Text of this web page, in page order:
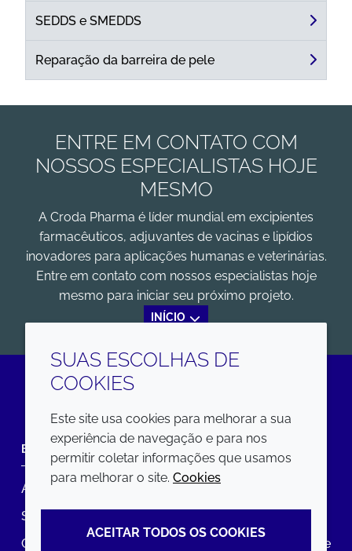
SEDDS e SMEDDS
Reparação da barreira de pele
ENTRE EM CONTATO COM
NOSSOS ESPECIALISTAS HOJE
MESMO
A Croda Pharma é líder mundial em excipientes
farmacêuticos, adjuvantes de vacinas e lipídios
inovadores para aplicações humanas e veterinárias.
Entre em contato com nossos especialistas hoje
mesmo para iniciar seu próximo projeto.
INÍCIO
LinkedIn
EMPRESA
Annual Report
Sustainability Report
Croda.com
LEGAL
Declaração de Acessibilidade
SUAS ESCOLHAS DE
COOKIES
Este site usa cookies para melhorar a sua
experiência de navegação e para nos
permitir coletar informações que usamos
para melhorar o site. Cookies
ACEITAR TODOS OS COOKIES